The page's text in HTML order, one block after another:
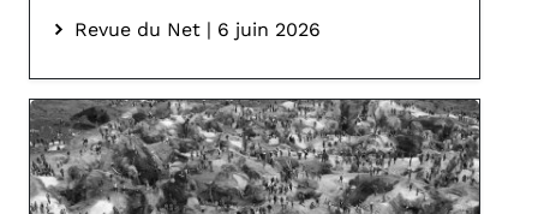
Revue du Net | 6 juin 2026